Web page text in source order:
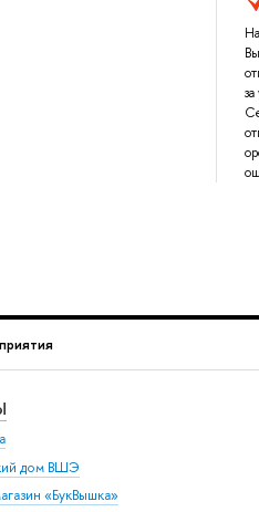
дом ВШЭ
«БукВышка»